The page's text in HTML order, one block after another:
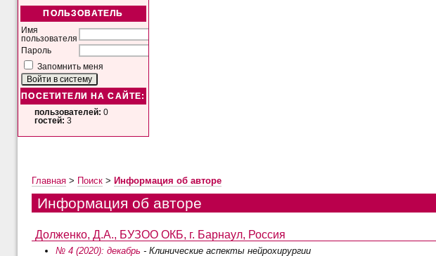
ПОЛЬЗОВАТЕЛЬ
Имя
пользователя
Пароль
Запомнить меня
ПОСЕТИТЕЛИ НА САЙТЕ:
пользователей: 0
гостей: 3
Главная> Поиск> Информация об авторе
Информация об авторе
Долженко, Д.А., БУЗОО ОКБ, г. Барнаул, Россия
№ 4 (2020): декабрь - Клинические аспекты нейрохирургии